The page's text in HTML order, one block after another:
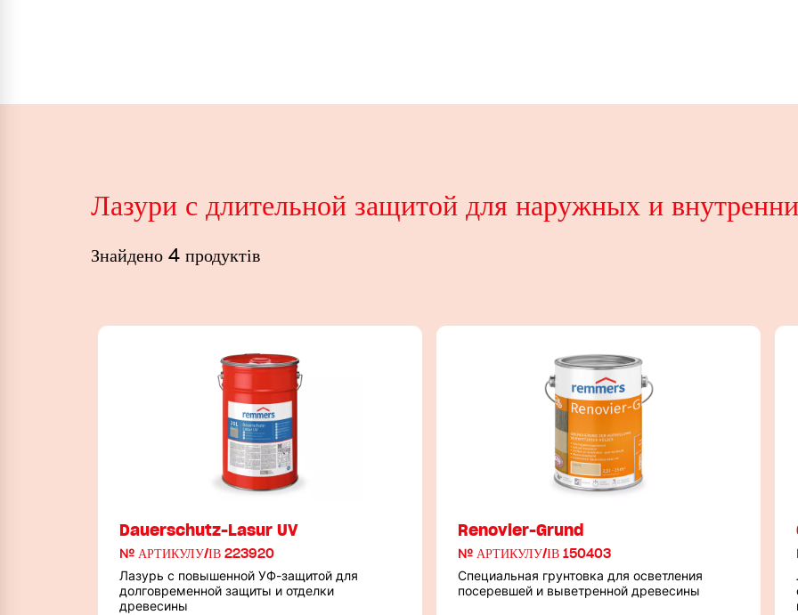
Лазури с длительной защитой для наружных и
Знайдено 4 продуктів
Dauerschutz-Lasur UV
№ АРТИКУЛУ/ІВ 223920
Лазурь с повышенной УФ-защитой для
долговременной защиты и отделки
древесины
Renovier-Grund
№ АРТИКУЛУ/ІВ 150403
Специальная грунтовка для осветления
посеревшей и выветренной древесины